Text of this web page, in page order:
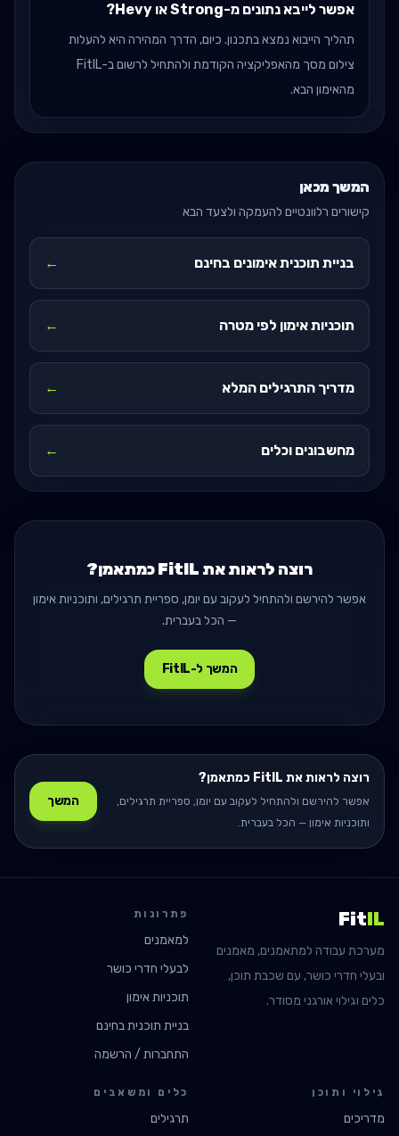
אפשר לייבא נתונים מ-Strong או Hevy?
תהליך הייבוא נמצא בתכנון. כיום, הדרך המהירה היא להעלות
צילום מסך מהאפליקציה הקודמת ולהתחיל לרשום ב-FitIL
מהאימון הבא.
המשך מכאן
קישורים רלוונטיים להעמקה ולצעד הבא
בניית תוכנית אימונים בחינם ←
תוכניות אימון לפי מטרה ←
מדריך התרגילים המלא ←
מחשבונים וכלים ←
רוצה לראות את FitIL כמתאמן?
אפשר להירשם ולהתחיל לעקוב עם יומן, ספריית תרגילים, ותוכניות אימון
— הכל בעברית.
המשך ל-FitIL
רוצה לראות את FitIL כמתאמן?
אפשר להירשם ולהתחיל לעקוב עם יומן, ספריית תרגילים,
ותוכניות אימון — הכל בעברית.
המשך
FitIL
מערכת עבודה למתאמנים, מאמנים
ובעלי חדרי כושר, עם שכבת תוכן,
כלים וגילוי אורגני מסודר.
פתרונות
למאמנים
לבעלי חדרי כושר
תוכניות אימון
בניית תוכנית בחינם
התחברות / הרשמה
גילוי ותוכן
מדריכים
כלים ומשאבים
תרגילים